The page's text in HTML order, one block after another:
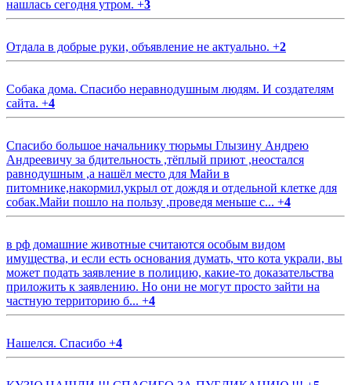
нашлась сегодня утром. +3
Отдала в добрые руки, объявление не актуально. +2
Собака дома. Спасибо неравнодушным людям. И создателям
сайта. +4
Спасибо большое начальнику тюрьмы Глызину Андрею
Андреевичу за бдительность ,тёплый приют ,неостался
равнодушным ,а нашёл место для Майи в
питомнике,накормил,укрыл от дождя и отдельной клетке для
собак.Майи пошло на пользу ,проведя меньше с... +4
в рф домашние животные считаются особым видом
имущества, и если есть основания думать, что кота украли, вы
может подать заявление в полицию, какие-то доказательства
приложить к заявлению. Но они не могут просто зайти на
частную территорию б... +4
Нашелся. Спасибо +4